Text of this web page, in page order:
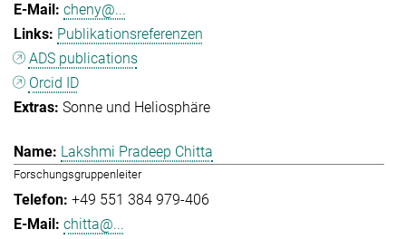
cheny@...
Publikationsreferenzen
ADS publications
Orcid ID
Sonne und Heliosphäre
Lakshmi Pradeep Chitta
Forschungsgruppenleiter
+49 551 384 979-406
chitta@...